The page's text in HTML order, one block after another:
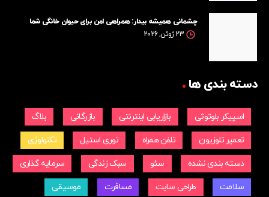
چشمانی همیشه بیدار: همراهی امن برای حیوان خانگی شما
23 ژوئن, 2026
دسته بندی ها
اسپیکر بلوتوثی بازاریابی اینترنتی بازرگانی بلاگ
تعمیر تلوزیون تلفن همراه توری استیل تکنولوژی
دسته بندی نشده سئو سبک زندگی سرمایه گذاری
سلامت طراحی سایت مسافرت موسیقی